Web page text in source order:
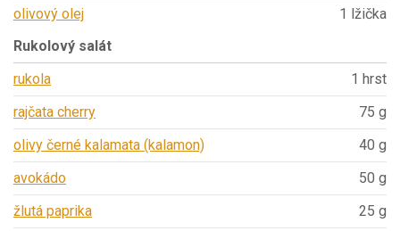
olivový olej
1 lžička
Rukolový salát
rukola
1 hrst
rajčata cherry
75 g
olivy černé kalamata (kalamon)
40 g
avokádo
50 g
žlutá paprika
25 g